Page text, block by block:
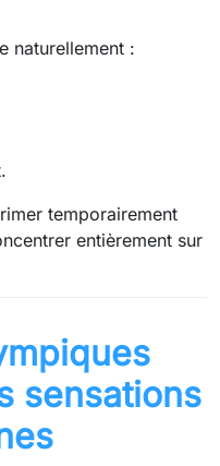
naturellement :
temporairement
entièrement sur
sensations